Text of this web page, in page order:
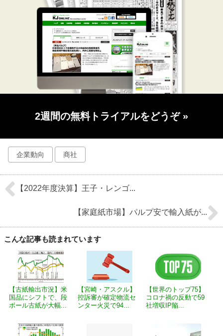
2週間の無料トライアルをどうぞ »
企業動向 商社
【2022年度決算】王子・レンゴ...
【家庭紙市場】パルプ安で輸入紙が...
こんな記事も読まれています
【古紙輸出市況】米
国品にシフトで、段
ボール古紙が大幅...
【宮崎・アスクル】
控訴審が確定物流セ
ンター火災で94...
【世界のトップ75】
コロナ禍の反動で59
社増収IP陥...